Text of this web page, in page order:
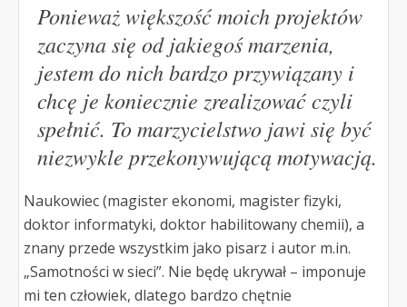
Ponieważ większość moich projektów
zaczyna się od jakiegoś marzenia,
jestem do nich bardzo przywiązany i
chcę je koniecznie zrealizować czyli
spełnić. To marzycielstwo jawi się być
niezwykle przekonywującą motywacją.
Naukowiec (magister ekonomi, magister fizyki,
doktor informatyki, doktor habilitowany chemii), a
znany przede wszystkim jako pisarz i autor m.in.
„Samotności w sieci”. Nie będę ukrywał – imponuje
mi ten człowiek, dlatego bardzo chętnie